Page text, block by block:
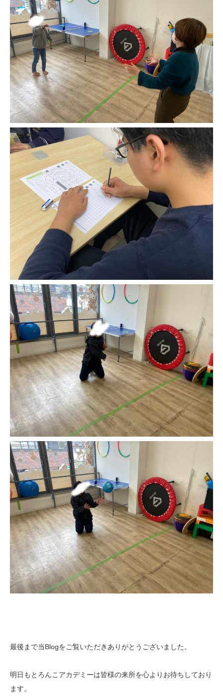
最後まで当Blogをご覧いただきありがとうございました。
明日もとろんこアカデミーは皆様の来所を心よりお待ちしており
ます。